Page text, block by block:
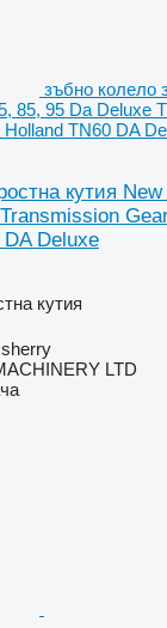
зъбно колело
85, 95 Da Deluxe
TN60 DA
кутия
Deluxe
кутия
LTD